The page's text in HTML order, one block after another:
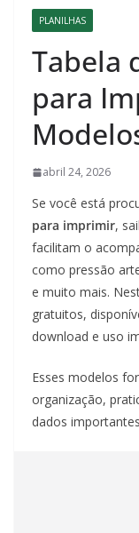
PLANILHAS
Tabela
para
abril 24, 2026
Se você está
para imprimir,
facilitam o
como pressão
e muito mais.
gratuitos,
download e uso
Esses modelos
organização,
dados